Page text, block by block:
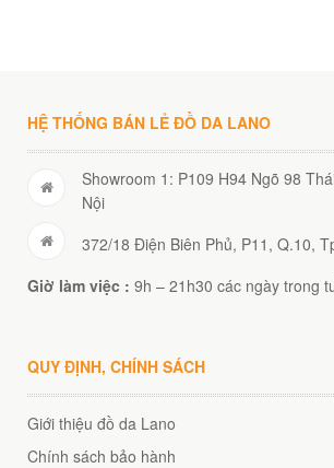
HỆ THỐNG BÁN LẺ ĐỒ DA LANO
Showroom 1: P109 H94 Ngõ 98
Nội
372/18 Điện Biên Phủ, P11, Q.10,
Giờ làm việc : 9h – 21h30 các ngày trong
QUY ĐỊNH, CHÍNH SÁCH
Giới thiệu đồ da Lano
Chính sách bảo hành